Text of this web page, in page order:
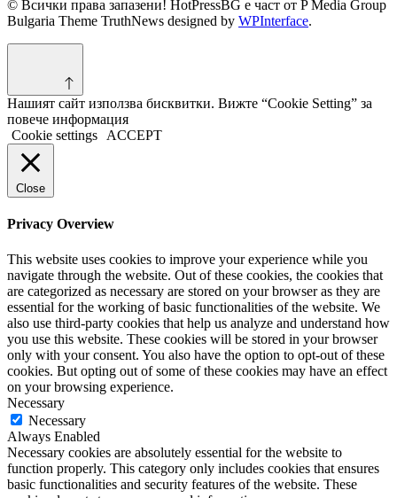
© Всички права запазени! HotPressBG е част от P Media Group
Bulgaria Theme TruthNews designed by WPInterface.
Нашият сайт използва бисквитки. Вижте “Cookie Setting” за
повече информация
Cookie settings
ACCEPT
Close
Privacy Overview
This website uses cookies to improve your experience while you
navigate through the website. Out of these cookies, the cookies that
are categorized as necessary are stored on your browser as they are
essential for the working of basic functionalities of the website. We
also use third-party cookies that help us analyze and understand how
you use this website. These cookies will be stored in your browser
only with your consent. You also have the option to opt-out of these
cookies. But opting out of some of these cookies may have an effect
on your browsing experience.
Necessary
Necessary
Always Enabled
Necessary cookies are absolutely essential for the website to
function properly. This category only includes cookies that ensures
basic functionalities and security features of the website. These